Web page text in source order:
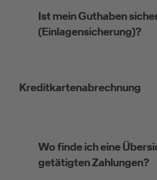
Ist mein Guthaben
(Einlagensicherung)?
Kreditkartenabrechnung
Wo finde ich eine
getätigten Zahlungen?